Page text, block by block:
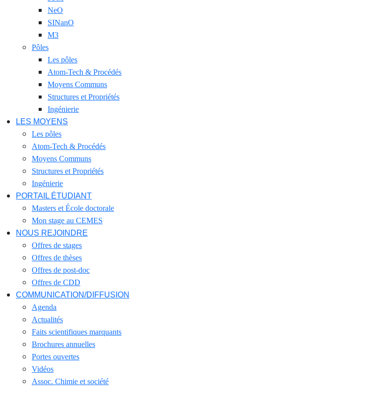
NeO
SINanO
M3
Pôles
Les pôles
Atom-Tech & Procédés
Moyens Communs
Structures et Propriétés
Ingénierie
LES MOYENS
Les pôles
Atom-Tech & Procédés
Moyens Communs
Structures et Propriétés
Ingénierie
PORTAIL ÉTUDIANT
Masters et École doctorale
Mon stage au CEMES
NOUS REJOINDRE
Offres de stages
Offres de thèses
Offres de post-doc
Offres de CDD
COMMUNICATION/DIFFUSION
Agenda
Actualités
Faits scientifiques marquants
Brochures annuelles
Portes ouvertes
Vidéos
Assoc. Chimie et société